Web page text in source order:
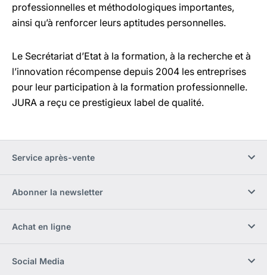
professionnelles et méthodologiques importantes,
ainsi qu’à renforcer leurs aptitudes personnelles.
Le Secrétariat d’Etat à la formation, à la recherche et à
l’innovation récompense depuis 2004 les entreprises
pour leur participation à la formation professionnelle.
JURA a reçu ce prestigieux label de qualité.
Service après-vente
Abonner la newsletter
Achat en ligne
Social Media